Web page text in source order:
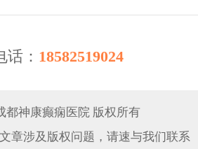
话： 18582519024
都神康癫痫医院 版权所有
章涉及版权问题，请速与我们联系